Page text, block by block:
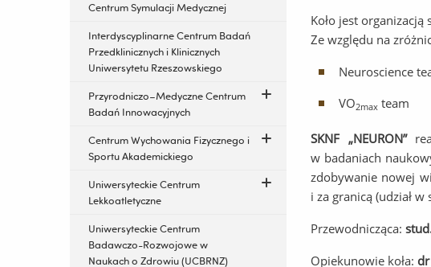
Centrum Symulacji Medycznej
Interdyscyplinarne Centrum Badań
Przedklinicznych i Klinicznych
Uniwersytetu Rzeszowskiego
Przyrodniczo–Medyczne Centrum
Badań Innowacyjnych
Centrum Wychowania Fizycznego i
Sportu Akademickiego
Uniwersyteckie Centrum
Lekkoatletyczne
Uniwersyteckie Centrum
Badawczo-Rozwojowe w
Naukach o Zdrowiu (UCBRNZ)
Koło jest
Ze względu na
Neuroscience
VO2max team
SKNF „NEURON”
w badaniach
zdobywanie nowej
i za granicą (udział
Przewodnicząca:
Opiekunowie koła: dr